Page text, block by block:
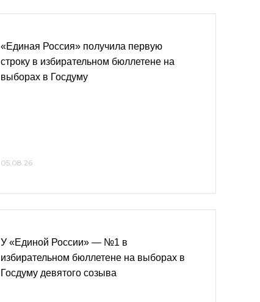
«Единая Россия» получила первую
строку в избирательном бюллетене на
выборах в Госдуму
05.08.26
У «Единой России» — №1 в
избирательном бюллетене на выборах в
Госдуму девятого созыва